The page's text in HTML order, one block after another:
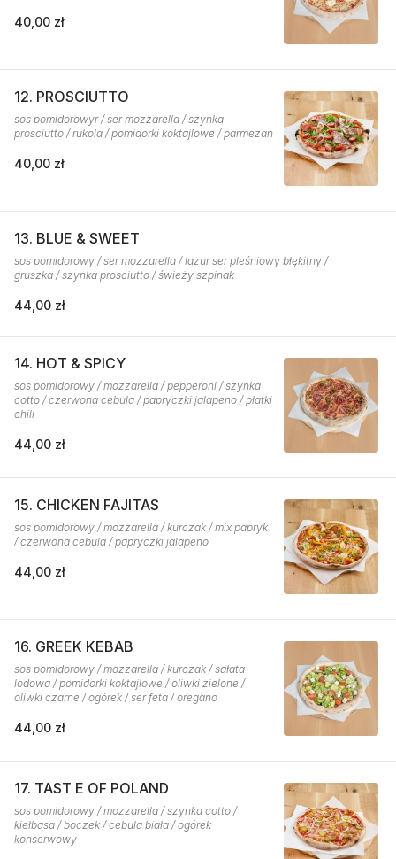
40,00 zł
12. PROSCIUTTO
sos pomidorowyr / ser mozzarella / szynka
prosciutto / rukola / pomidorki koktajlowe / parmezan
40,00 zł
13. BLUE & SWEET
sos pomidorowy / ser mozzarella / lazur ser pleśniowy błękitny /
gruszka / szynka prosciutto / świeży szpinak
44,00 zł
14. HOT & SPICY
sos pomidorowy / mozzarella / pepperoni / szynka
cotto / czerwona cebula / papryczki jalapeno / płatki
chili
44,00 zł
15. CHICKEN FAJITAS
sos pomidorowy / mozzarella / kurczak / mix papryk
/ czerwona cebula / papryczki jalapeno
44,00 zł
16. GREEK KEBAB
sos pomidorowy / mozzarella / kurczak / sałata
lodowa / pomidorki koktajlowe / oliwki zielone /
oliwki czarne / ogórek / ser feta / oregano
44,00 zł
17. TAST E OF POLAND
sos pomidorowy / mozzarella / szynka cotto /
kiełbasa / boczek / cebula biała / ogórek
konserwowy